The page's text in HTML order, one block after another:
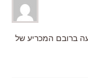
ברובם המכריע של